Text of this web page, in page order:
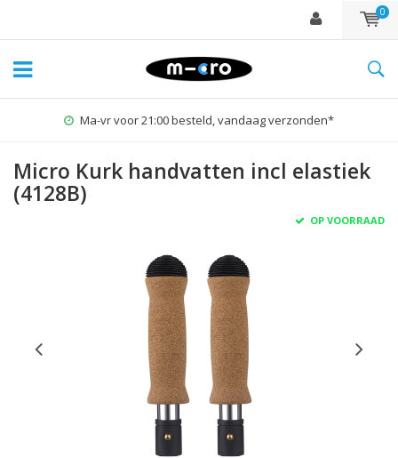
0
Ma-vr voor 21:00 besteld, vandaag verzonden*
Micro Kurk handvatten incl elastiek
(4128B)
OP VOORRAAD